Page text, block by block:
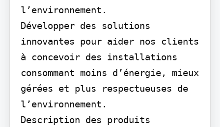
l’environnement.
Développer des solutions
innovantes pour aider nos clients
à concevoir des installations
consommant moins d’énergie, mieux
gérées et plus respectueuses de
l’environnement.
Description des produits